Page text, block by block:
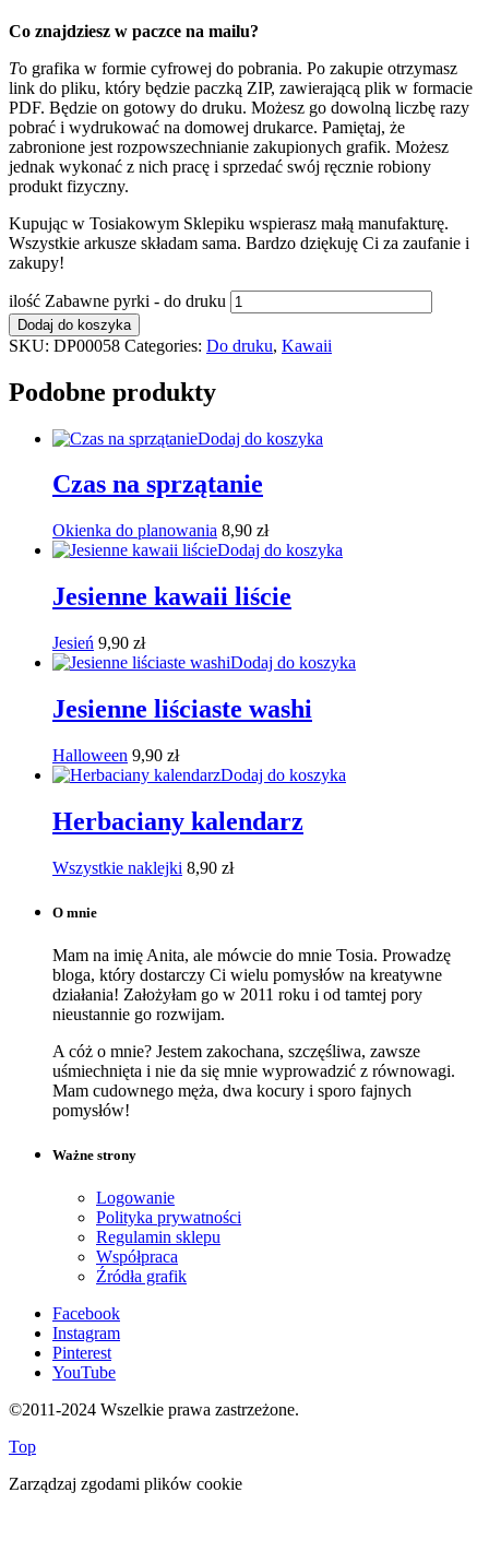
Co znajdziesz w paczce na mailu?
To grafika w formie cyfrowej do pobrania. Po zakupie otrzymasz
link do pliku, który będzie paczką ZIP, zawierającą plik w formacie
PDF. Będzie on gotowy do druku. Możesz go dowolną liczbę razy
pobrać i wydrukować na domowej drukarce. Pamiętaj, że
zabronione jest rozpowszechnianie zakupionych grafik. Możesz
jednak wykonać z nich pracę i sprzedać swój ręcznie robiony
produkt fizyczny.
Kupując w Tosiakowym Sklepiku wspierasz małą manufakturę.
Wszystkie arkusze składam sama. Bardzo dziękuję Ci za zaufanie i
zakupy!
ilość Zabawne pyrki - do druku
Dodaj do koszyka
SKU: DP00058 Categories: Do druku, Kawaii
Podobne produkty
Dodaj do koszyka
Czas na sprzątanie
Okienka do planowania 8,90 zł
Dodaj do koszyka
Jesienne kawaii liście
Jesień 9,90 zł
Dodaj do koszyka
Jesienne liściaste washi
Halloween 9,90 zł
Dodaj do koszyka
Herbaciany kalendarz
Wszystkie naklejki 8,90 zł
O mnie
Mam na imię Anita, ale mówcie do mnie Tosia. Prowadzę
bloga, który dostarczy Ci wielu pomysłów na kreatywne
działania! Założyłam go w 2011 roku i od tamtej pory
nieustannie go rozwijam.
A cóż o mnie? Jestem zakochana, szczęśliwa, zawsze
uśmiechnięta i nie da się mnie wyprowadzić z równowagi.
Mam cudownego męża, dwa kocury i sporo fajnych
pomysłów!
Ważne strony
Logowanie
Polityka prywatności
Regulamin sklepu
Współpraca
Źródła grafik
Facebook
Instagram
Pinterest
YouTube
©2011-2024 Wszelkie prawa zastrzeżone.
Top
Zarządzaj zgodami plików cookie